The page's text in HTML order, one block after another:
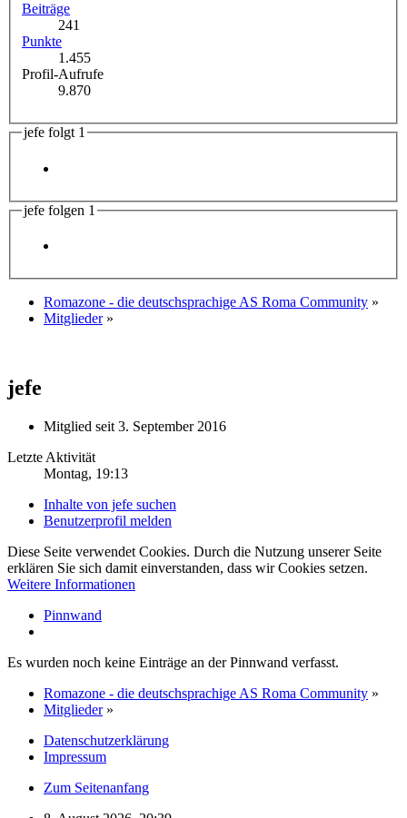
Beiträge
241
Punkte
1.455
Profil-Aufrufe
9.870
jefe folgt 1
jefe folgen 1
Romazone - die deutschsprachige AS Roma Community »
Mitglieder »
jefe
Mitglied seit 3. September 2016
Letzte Aktivität
Montag, 19:13
Inhalte von jefe suchen
Benutzerprofil melden
Diese Seite verwendet Cookies. Durch die Nutzung unserer Seite
erklären Sie sich damit einverstanden, dass wir Cookies setzen.
Weitere Informationen
Pinnwand
Es wurden noch keine Einträge an der Pinnwand verfasst.
Romazone - die deutschsprachige AS Roma Community »
Mitglieder »
Datenschutzerklärung
Impressum
Zum Seitenanfang